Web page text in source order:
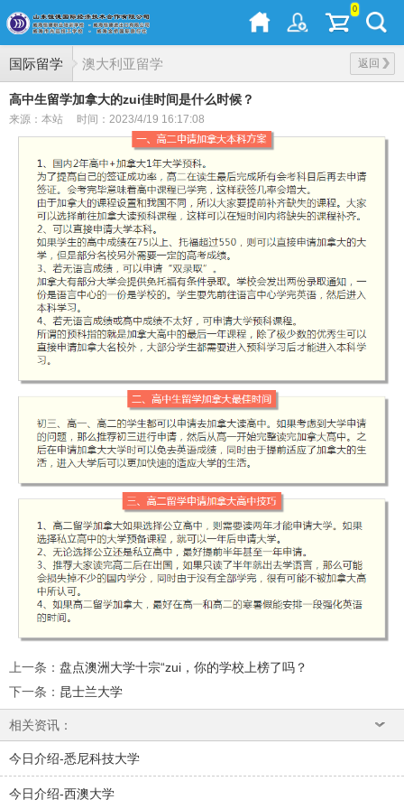
0
国际留学 返回
澳大利亚留学
高中生留学加拿大的zui佳时间是什么时候？
来源：本站 时间：2023/4/19 16:17:08
上一条 ： 盘点澳洲大学十宗“zui，你的学校上榜了吗？
下一条 ： 昆士兰大学
相关资讯：
今日介绍-悉尼科技大学
今日介绍-西澳大学